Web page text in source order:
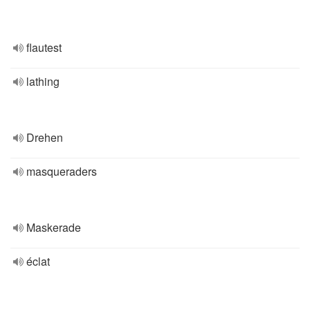
flautest
lathing
Drehen
masqueraders
Maskerade
éclat